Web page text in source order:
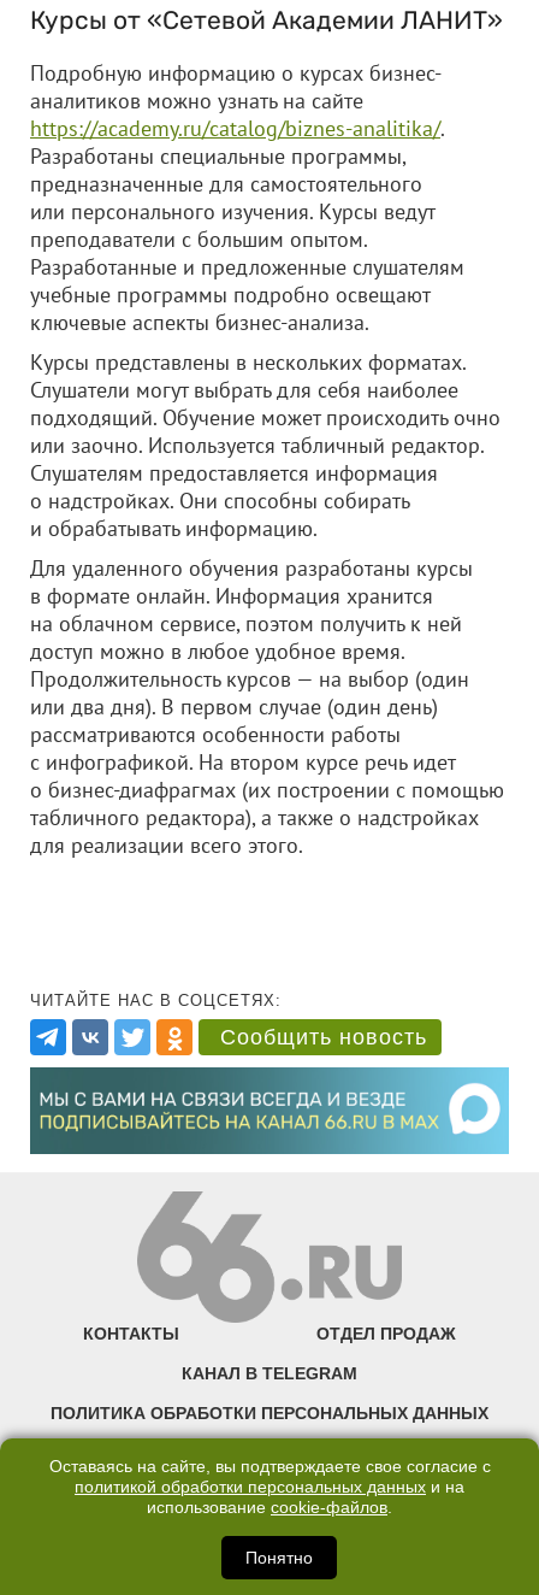
Курсы от «Сетевой Академии ЛАНИТ»
Подробную информацию о курсах бизнес-
аналитиков можно узнать на сайте
https://academy.ru/catalog/biznes-analitika/.
Разработаны специальные программы,
предназначенные для самостоятельного
или персонального изучения. Курсы ведут
преподаватели с большим опытом.
Разработанные и предложенные слушателям
учебные программы подробно освещают
ключевые аспекты бизнес-анализа.
Курсы представлены в нескольких форматах.
Слушатели могут выбрать для себя наиболее
подходящий. Обучение может происходить очно
или заочно. Используется табличный редактор.
Слушателям предоставляется информация
о надстройках. Они способны собирать
и обрабатывать информацию.
Для удаленного обучения разработаны курсы
в формате онлайн. Информация хранится
на облачном сервисе, поэтом получить к ней
доступ можно в любое удобное время.
Продолжительность курсов — на выбор (один
или два дня). В первом случае (один день)
рассматриваются особенности работы
с инфографикой. На втором курсе речь идет
о бизнес-диафрагмах (их построении с помощью
табличного редактора), а также о надстройках
для реализации всего этого.
ЧИТАЙТЕ НАС В СОЦСЕТЯХ:
Сообщить новость
КОНТАКТЫ ОТДЕЛ ПРОДАЖ
КАНАЛ В TELEGRAM
ПОЛИТИКА ОБРАБОТКИ ПЕРСОНАЛЬНЫХ ДАННЫХ
©2007—2025 66.RU. Воспроизведение, сообщение, доведение до всеобщего
правообладателя запрещено. Сетевое издание «Современный портал
Екатеринбурга — «66.ru» (18+) зарегистрировано Федеральной службой по
надзору в сфере связи, информационных технологий и массовых коммуникаций
Оставаясь на сайте, вы подтверждаете свое согласие с
политикой обработки персональных данных и на
использование cookie-файлов.
Понятно